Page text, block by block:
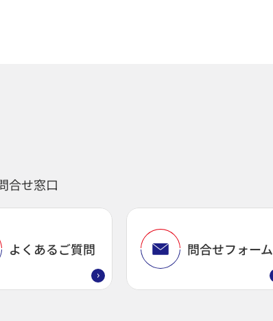
合せ窓口
よくあるご質問 問合せフォーム